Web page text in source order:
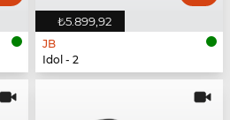
₺5.899,92
JB
Idol - 2